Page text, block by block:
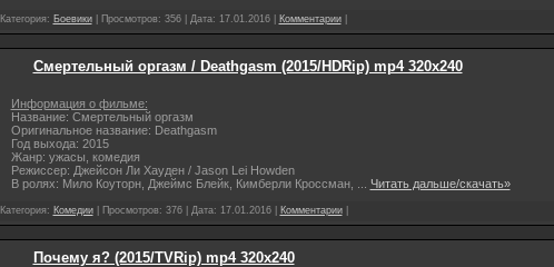
Категория: Боевики| Просмотров: 356 | Дата: 17.01.2016| Комментарии|
Смертельный оргазм / Deathgasm (2015/HDRip) mp4 320х240
Информация о фильме:
Название: Смертельный оргазм
Оригинальное название: Deathgasm
Год выхода: 2015
Жанр: ужасы, комедия
Режиссер: Джейсон Ли Хауден / Jason Lei Howden
В ролях: Мило Коуторн, Джеймс Блейк, Кимберли Кроссман,
Читать дальше/скачать»
Категория: Комедии| Просмотров: 376 | Дата: 17.01.2016| Комментарии|
Почему я? (2015/TVRip) mp4 320х240